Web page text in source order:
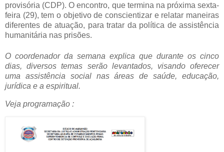
provisória (CDP). O encontro, que termina na próxima sexta-
feira (29), tem o objetivo de conscientizar e relatar maneiras
diferentes de atuação, para tratar da política de assistência
humanitária nas prisões.
O coordenador da semana explica que durante os cinco
dias, diversos temas serão levantados, visando oferecer
uma assistência social nas áreas de saúde, educação,
jurídica e a espiritual.
Veja programação :